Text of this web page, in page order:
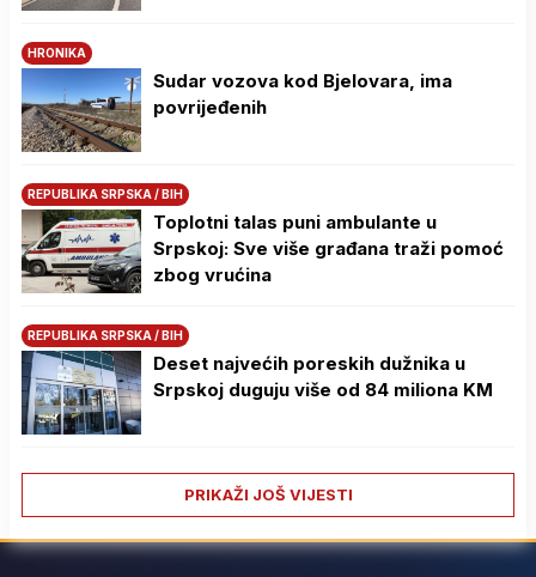
HRONIKA
Sudar vozova kod Bjelovara, ima
povrijeđenih
REPUBLIKA SRPSKA / BIH
Toplotni talas puni ambulante u
Srpskoj: Sve više građana traži pomoć
zbog vrućina
REPUBLIKA SRPSKA / BIH
Deset najvećih poreskih dužnika u
Srpskoj duguju više od 84 miliona KM
PRIKAŽI JOŠ VIJESTI